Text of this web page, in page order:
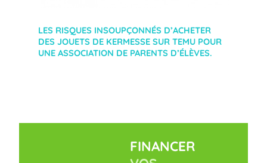
LES RISQUES INSOUPÇONNÉS D’ACHETER
DES JOUETS DE KERMESSE SUR TEMU POUR
UNE ASSOCIATION DE PARENTS D’ÉLÈVES.
FINANCER